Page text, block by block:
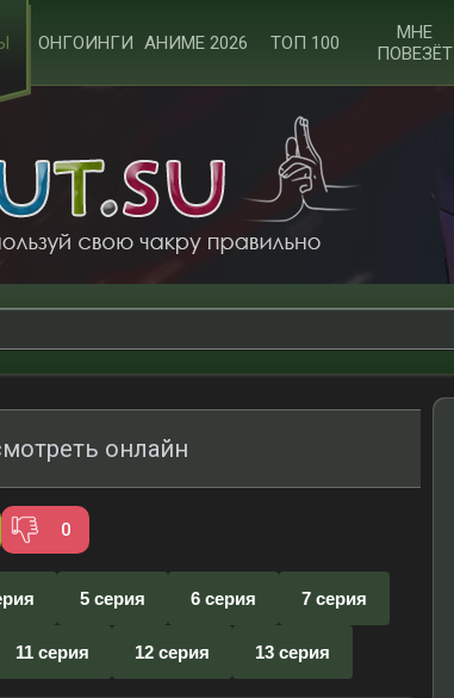
ОНГОИНГИ АНИМЕ 2026 ТОП 100
МНЕ
ПОВЕЗЁТ
онлайн
0
5 серия 6 серия 7 серия
11 серия 12 серия 13 серия